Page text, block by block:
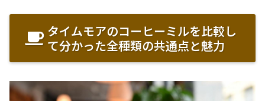
タイムモアのコーヒーミルを比較し
て分かった全種類の共通点と魅力